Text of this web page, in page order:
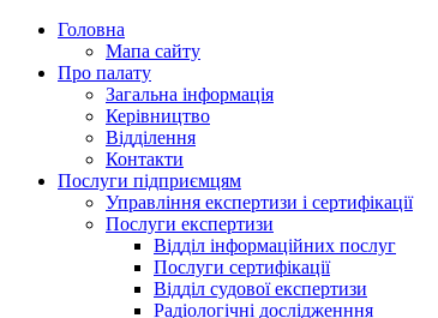
Головна
Мапа сайту
Про палату
Загальна інформація
Керівництво
Відділення
Контакти
Послуги підприємцям
Управління експертизи і сертифікації
Послуги експертизи
Відділ інформаційних послуг
Послуги сертифікації
Відділ судової експертизи
Радіологічні дослідженння